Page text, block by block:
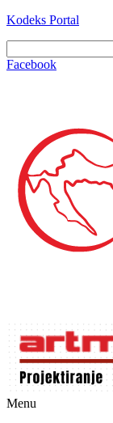
Kodeks Portal
Facebook
Menu